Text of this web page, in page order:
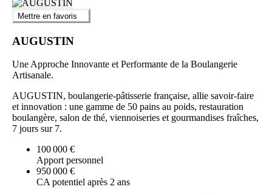
Mettre en favoris
AUGUSTIN
Une Approche Innovante et Performante de la Boulangerie
Artisanale.
AUGUSTIN, boulangerie-pâtisserie française, allie savoir-faire
et innovation : une gamme de 50 pains au poids, restauration
boulangère, salon de thé, viennoiseries et gourmandises fraîches,
7 jours sur 7.
100 000 €
Apport personnel
950 000 €
CA potentiel après 2 ans